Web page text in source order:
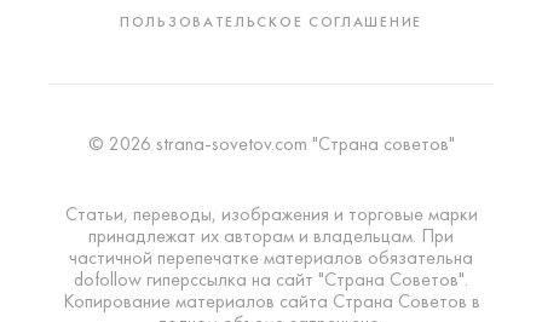
ПОЛЬЗОВАТЕЛЬСКОЕ СОГЛАШЕНИЕ
© 2026 strana-sovetov.com "Страна советов"
Статьи, переводы, изображения и торговые марки
принадлежат их авторам и владельцам. При
частичной перепечатке материалов обязательна
dofollow гиперссылка на сайт "Страна Советов".
Копирование материалов сайта Страна Советов в